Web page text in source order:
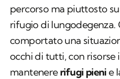
percorso ma piuttosto
rifugio di lungodegenza.
comportato una
occhi di tutti, con risorse
mantenere rifugi pieni e